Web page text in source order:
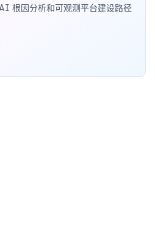
根因分析和可观测平台建设路径